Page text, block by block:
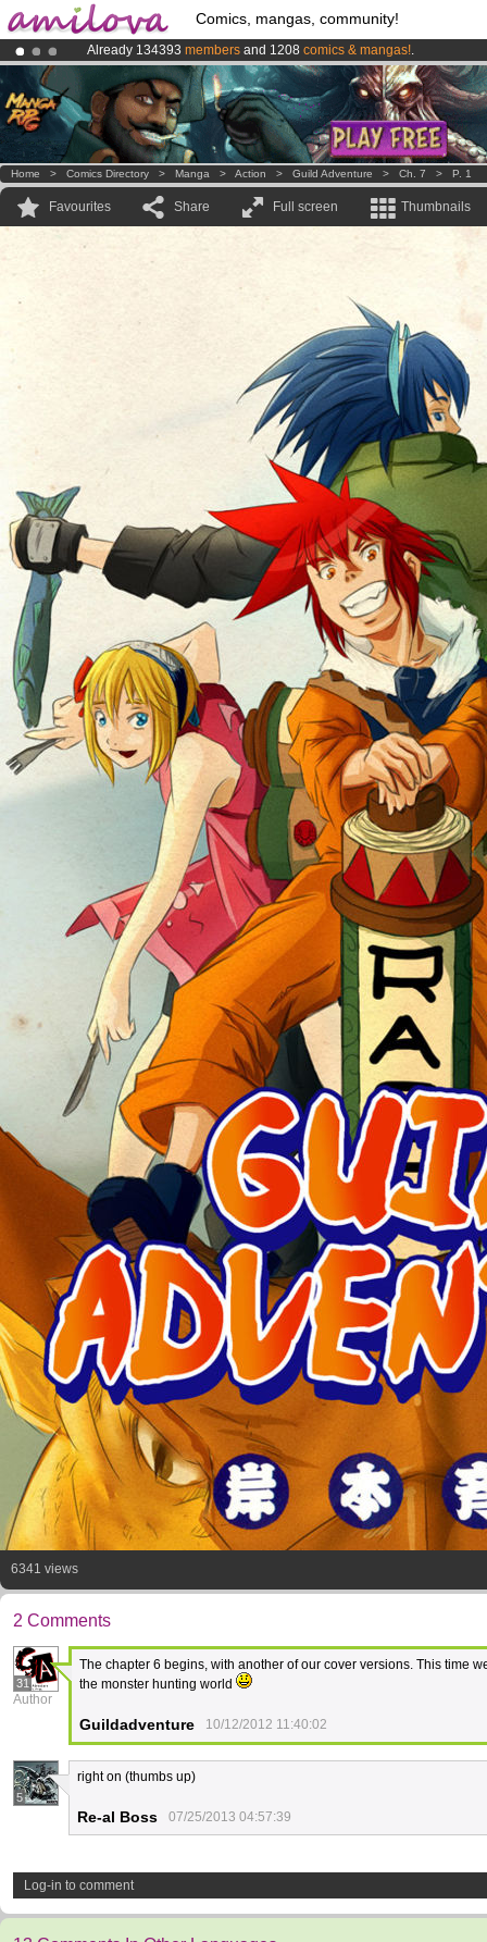
Comics, mangas, community!
Already 134393 members and 1208 comics & mangas!.
AmilovaKickstarter is now LIVE!.
Premium membership from3.95 euros per month !Get membership
Home > Comics Directory > Manga > Action > Guild Adventure > Ch. 7 > P. 1
Favourites Share Full screen Thumbnails
6341 views
2 Comments
31
Author
The chapter 6 begins, with another of our cover versions. This time
the monster hunting world
Guildadventure 10/12/2012 11:40:02
5
right on (thumbs up)
Re-al Boss 07/25/2013 04:57:39
Log-in to comment